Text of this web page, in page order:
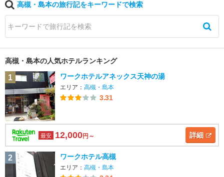
高槻・島本の旅行記をキーワードで検索
高槻・島本の人気ホテルランキング
1 ワークホテルアネックス天神の湯
エリア： 高槻・島本
3.31
最安 12,000円～ 詳細
2 ワークホテル高槻
エリア： 高槻・島本